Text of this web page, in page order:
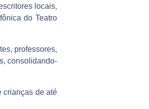
locais,
do Teatro
professores,
consolidando-
crianças de até